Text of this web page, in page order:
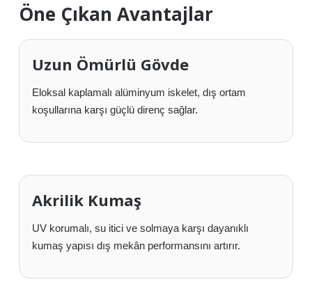
Öne Çıkan Avantajlar
Uzun Ömürlü Gövde
Eloksal kaplamalı alüminyum iskelet, dış ortam
koşullarına karşı güçlü direnç sağlar.
Akrilik Kumaş
UV korumalı, su itici ve solmaya karşı dayanıklı
kumaş yapısı dış mekân performansını artırır.